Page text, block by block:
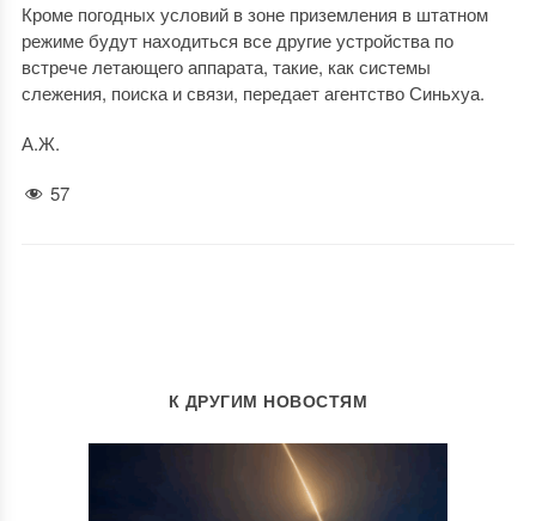
Кроме погодных условий в зоне приземления в штатном
режиме будут находиться все другие устройства по
встрече летающего аппарата, такие, как системы
слежения, поиска и связи, передает агентство Синьхуа.
А.Ж.
57
К ДРУГИМ НОВОСТЯМ